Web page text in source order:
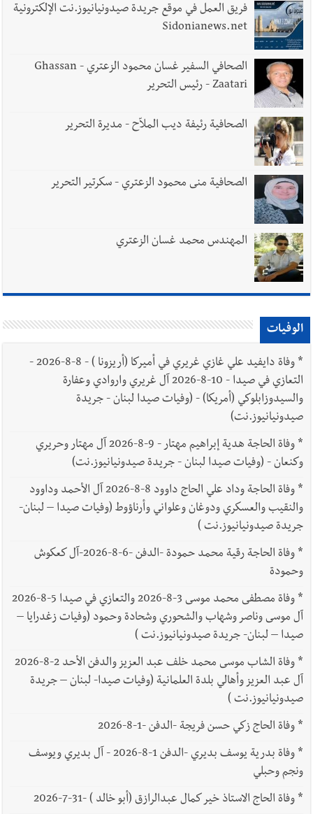
فريق العمل في موقع جريدة صيدونيانيوز.نت الإلكترونية
Sidonianews.net
الصحافي السفير غسان محمود الزعتري - Ghassan
Zaatari - رئيس التحرير
الصحافية رئيفة ديب الملاّح - مديرة التحرير
الصحافية منى محمود الزعتري - سكرتير التحرير
المهندس محمد غسان الزعتري
الوفيات
*
وفاة دايفيد علي غازي غريري في أميركا (أريزونا ) - 8-8-2026 -
التعازي في صيدا - 10-8-2026 آل غريري واروادي وعفارة
والسيدوزابلوكي (أمريكا) - (وفيات صيدا لبنان - جريدة
صيدونيانيوز.نت)
*
وفاة الحاجة هدية إبراهيم مهتار - 9-8-2026 آل مهتار وحريري
وكنعان - (وفيات صيدا لبنان - جريدة صيدونيانيوز.نت)
*
وفاة الحاجة وداد علي الحاج داوود 8-8-2026 آل الأحمد وداوود
والنقيب والعسكري ودوغان وعلواني وأرناؤوط (وفيات صيدا – لبنان-
جريدة صيدونيانيوز.نت )
*
وفاة الحاجة رقية محمد حمودة -الدفن -6-8-2026-آل كعكوش
وحمودة
*
وفاة مصطفى محمد موسى 3-8-2026 والتعازي في صيدا 5-8-2026
آل موسى وناصر وشهاب والشحوري وشحادة وحمود (وفيات زغدرايا –
صيدا – لبنان- جريدة صيدونيانيوز.نت )
*
وفاة الشاب موسى محمد خلف عبد العزيز والدفن الأحد 2-8-2026
آل عبد العزيز وأهالي بلدة العلمانية (وفيات صيدا- لبنان – جريدة
صيدونيانيوز.نت )
*وفاة الحاج زكي حسن فريجة -الدفن -1-8-2026
*
وفاة بدرية يوسف بديري -الدفن 1-8-2026 - آل بديري ويوسف
ونجم وحبلي
*وفاة الحاج الاستاذ خير كمال عبدالرازق (أبو خالد ) -31-7-2026